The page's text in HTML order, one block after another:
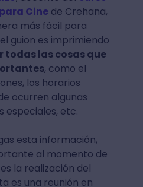
Cinede Crehana,
más fácil para
guion es imprimiendo
todas las cosas que
, como el
los horarios
ocurren algunas
especiales, etc.
esta información,
al momento de
la realización del
es una reunión en